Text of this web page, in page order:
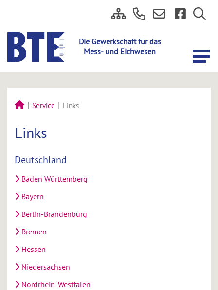
Service Links
Links
Deutschland
Baden Württemberg
Bayern
Berlin-Brandenburg
Bremen
Hessen
Niedersachsen
Nordrhein-Westfalen